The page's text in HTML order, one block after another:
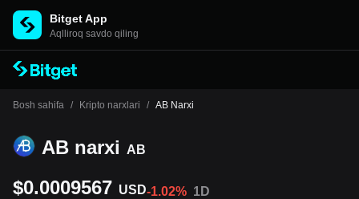
Bitget App
Aqlliroq savdo qiling
Bosh sahifa / Kripto narxlari / AB Narxi
AB narxi AB
$0.0009567 USD-1.02% 1D